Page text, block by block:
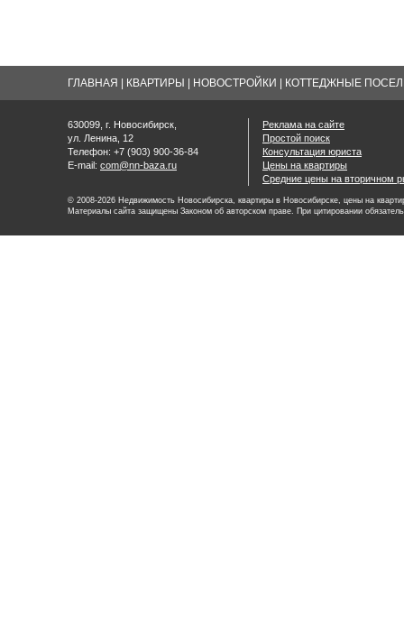
ГЛАВНАЯ КВАРТИРЫ НОВОСТРОЙКИ КОТТЕДЖНЫЕ
630099, г. Новосибирск,
ул. Ленина, 12
Телефон: +7 (903) 900-36-84
E-mail: com@nn-baza.ru
Реклама на сайте
Простой поиск
Консультация юриста
Цены на квартиры
Средние цены на вторичном
© 2008-2026 Недвижимость Новосибирска, квартиры в Новосибирске, цены на
Материалы сайта защищены Законом об авторском праве. При цитировании